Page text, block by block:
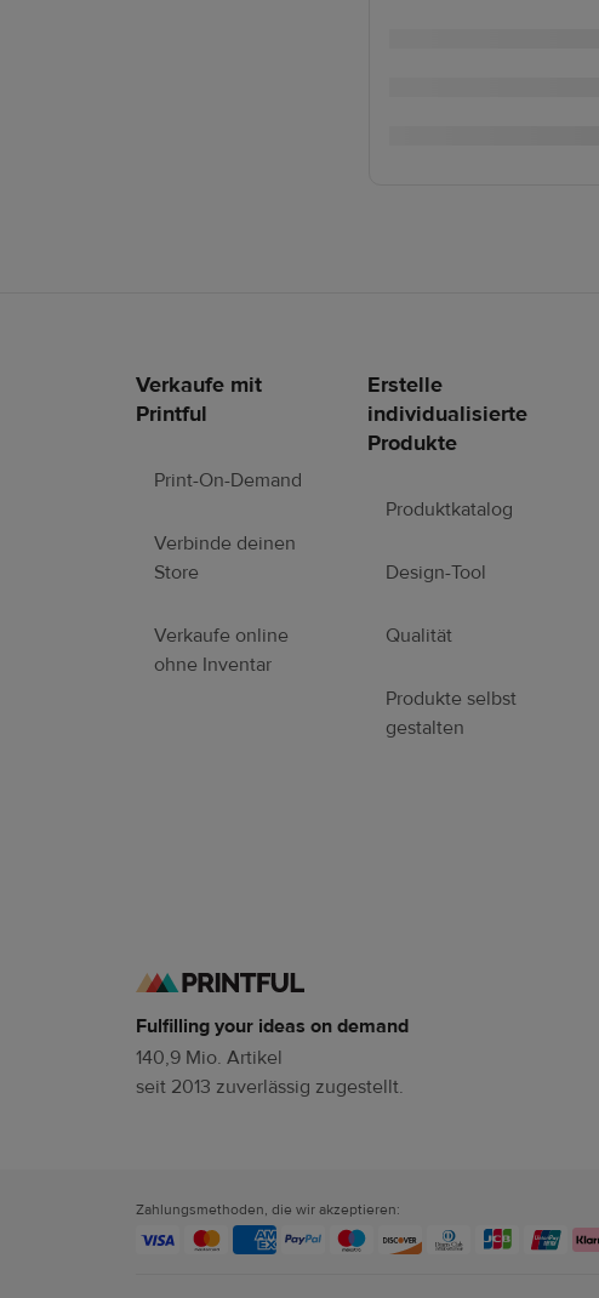
Fußzeilen-
Links
Verkaufe mit
Printful
Print-On-Demand
Verbinde deinen
Store
Verkaufe online
ohne Inventar
Erstelle
individualisierte
Produkte
Produktkatalog
Design-Tool
Qualität
Produkte selbst
gestalten
Fulfilling your ideas on demand
140,9 Mio. Artikel
seit 2013 zuverlässig zugestellt.
Zahlungsmethoden, die wir akzeptieren: